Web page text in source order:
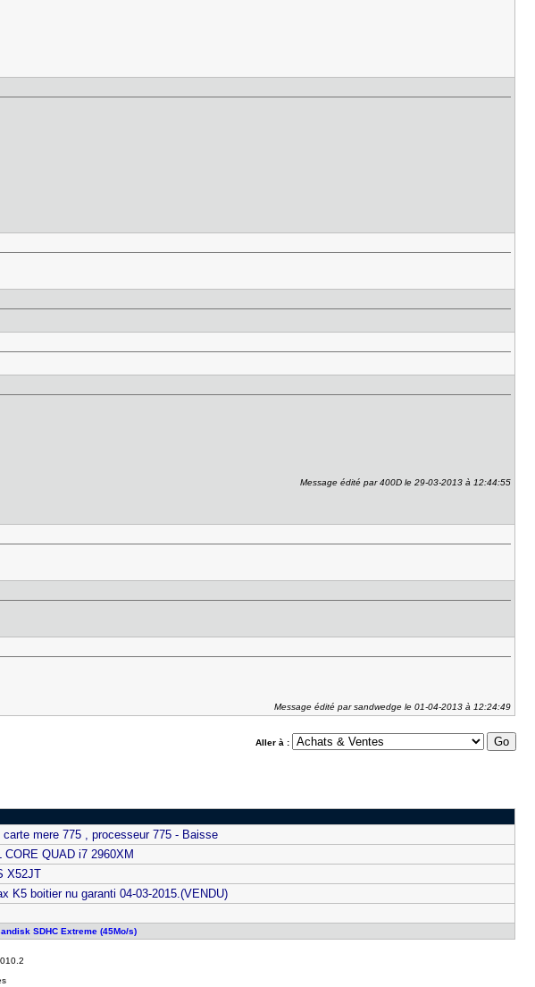
Message édité par 400D le 29-03-2013 à 12:44:55
Message édité par sandwedge le 01-04-2013 à 12:24:49
Aller à :
carte mere 775 , processeur 775 - Baisse
CORE QUAD i7 2960XM
X52JT
K5 boitier nu garanti 04-03-2015.(VENDU)
SDHC Extreme (45Mo/s)